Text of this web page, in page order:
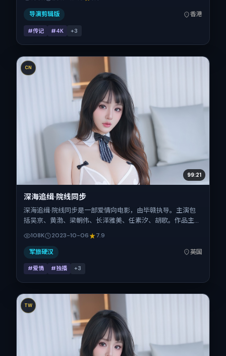
点之一。上映时间：2017-11-10；片长168分钟；适合关注现
实质感与类型片结构的观众。
导演剪辑版 香港
#传记 #4K +3
CN
99:21
深海追缉·院线同步
深海追缉·院线同步是一部爱情向电影，由毕赣执导。主演包
括吴京、黄渤、梁朝伟、长泽雅美、任素汐、胡歌。作品主要
期 2023-10-06，正片时长111分钟。
108K 2023-10-06 7.9
军旅硬汉 英国
#爱情 #独播 +3
TW